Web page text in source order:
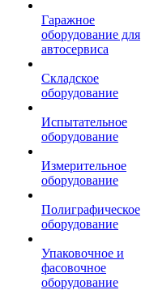
Гаражное
оборудование для
автосервиса
Складское
оборудование
Испытательное
оборудование
Измерительное
оборудование
Полиграфическое
оборудование
Упаковочное и
фасовочное
оборудование